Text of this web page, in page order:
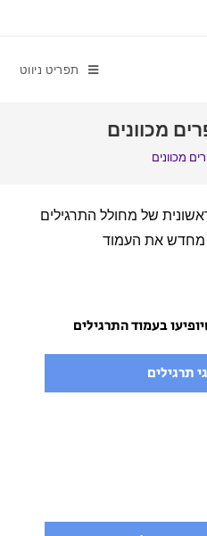
תפריט ניווט
מכוונים
מכוונים
של מחולל התרגילים
מחדש את העמוד